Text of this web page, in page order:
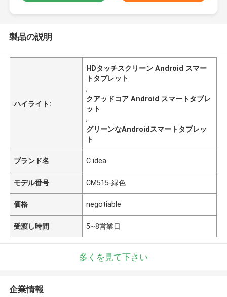
製品の説明
ハイライト:
HDタッチスクリーン Android スマー
トタブレット
,
クアッドコア Android スマートタブレ
ット
,
グリーンなAndroidスマートタブレッ
ト
ブランド名 C idea
モデル番号 CM515-緑色
価格 negotiable
受渡し時間 5~8営業日
多くを見て下さい
企業情報